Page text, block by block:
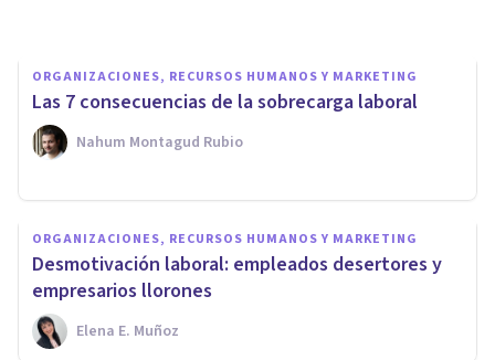
ORGANIZACIONES, RECURSOS HUMANOS Y MARKETING
Las 7 consecuencias de la sobrecarga laboral
Nahum Montagud Rubio
ORGANIZACIONES, RECURSOS HUMANOS Y MARKETING
Desmotivación laboral: empleados desertores y
empresarios llorones
Elena E. Muñoz
Cómo gestionar mejor el
tiempo en el trabajo: 12
consejos (y qué evitar)
Nahum Montagud Rubio